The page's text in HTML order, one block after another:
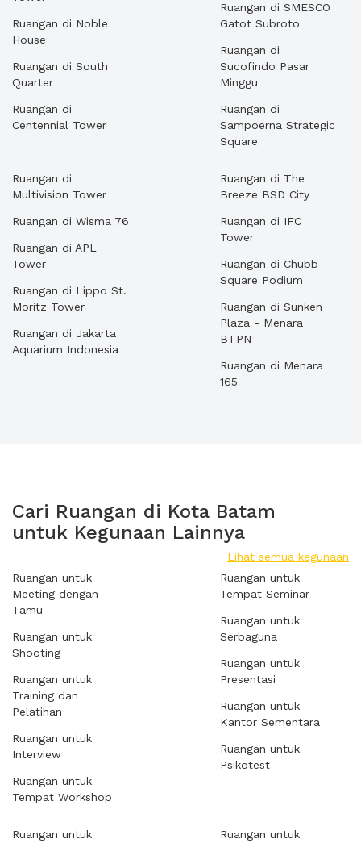
Ruangan di Noble
House
Ruangan di South
Quarter
Ruangan di
Centennial Tower
Ruangan di SMESCO
Gatot Subroto
Ruangan di
Sucofindo Pasar
Minggu
Ruangan di
Sampoerna Strategic
Square
Ruangan di
Multivision Tower
Ruangan di Wisma 76
Ruangan di APL
Tower
Ruangan di Lippo St.
Moritz Tower
Ruangan di Jakarta
Aquarium Indonesia
Ruangan di The
Breeze BSD City
Ruangan di IFC
Tower
Ruangan di Chubb
Square Podium
Ruangan di Sunken
Plaza - Menara
BTPN
Ruangan di Menara
165
Cari Ruangan di Kota Batam
untuk Kegunaan Lainnya
Lihat semua kegunaan
Ruangan untuk
Meeting dengan
Tamu
Ruangan untuk
Shooting
Ruangan untuk
Training dan
Pelatihan
Ruangan untuk
Interview
Ruangan untuk
Tempat Workshop
Ruangan untuk
Tempat Seminar
Ruangan untuk
Serbaguna
Ruangan untuk
Presentasi
Ruangan untuk
Kantor Sementara
Ruangan untuk
Psikotest
Ruangan untuk
Ruangan untuk